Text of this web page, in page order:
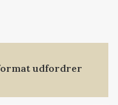
udfordrer